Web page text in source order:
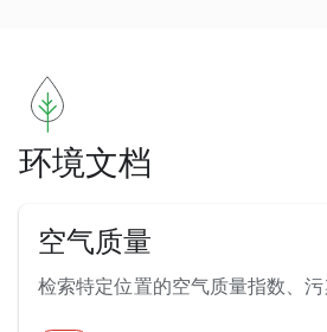
环境文档
空气质量
检索特定位置的空气质量指数、污